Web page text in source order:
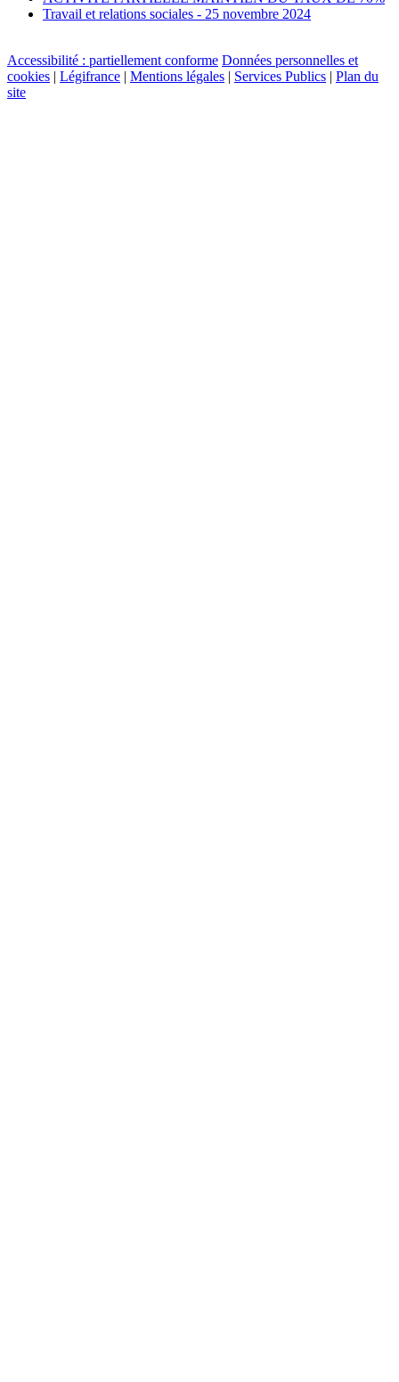
Travail et relations sociales - 25 novembre 2024
Accessibilité : partiellement conforme Données personnelles et
cookies | Légifrance | Mentions légales | Services Publics | Plan du
site